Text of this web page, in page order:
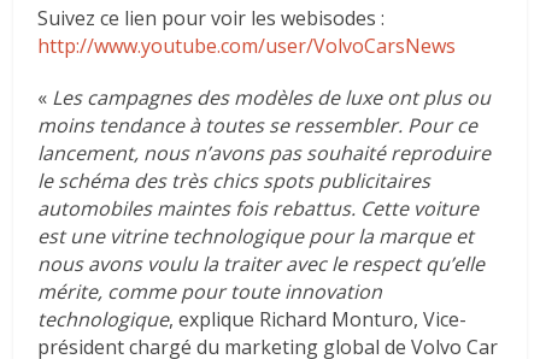
Suivez ce lien pour voir les webisodes :
http://www.youtube.com/user/VolvoCarsNews
« Les campagnes des modèles de luxe ont plus ou
moins tendance à toutes se ressembler. Pour ce
lancement, nous n’avons pas souhaité reproduire
le schéma des très chics spots publicitaires
automobiles maintes fois rebattus. Cette voiture
est une vitrine technologique pour la marque et
nous avons voulu la traiter avec le respect qu’elle
mérite, comme pour toute innovation
technologique, explique Richard Monturo, Vice-
président chargé du marketing global de Volvo Car